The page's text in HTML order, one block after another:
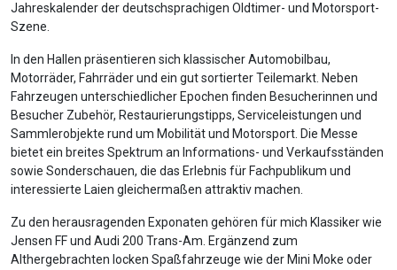
Jahreskalender der deutschsprachigen Oldtimer- und Motorsport-
Szene.
In den Hallen präsentieren sich klassischer Automobilbau,
Motorräder, Fahrräder und ein gut sortierter Teilemarkt. Neben
Fahrzeugen unterschiedlicher Epochen finden Besucherinnen und
Besucher Zubehör, Restaurierungstipps, Serviceleistungen und
Sammlerobjekte rund um Mobilität und Motorsport. Die Messe
bietet ein breites Spektrum an Informations- und Verkaufsständen
sowie Sonderschauen, die das Erlebnis für Fachpublikum und
interessierte Laien gleichermaßen attraktiv machen.
Zu den herausragenden Exponaten gehören für mich Klassiker wie
Jensen FF und Audi 200 Trans-Am. Ergänzend zum
Althergebrachten locken Spaßfahrzeuge wie der Mini Moke oder